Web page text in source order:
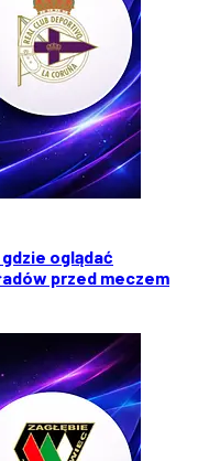
oglądać
przed meczem